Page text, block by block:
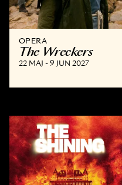
OPERA
The Wreckers
22 MAJ - 9 JUN 2027